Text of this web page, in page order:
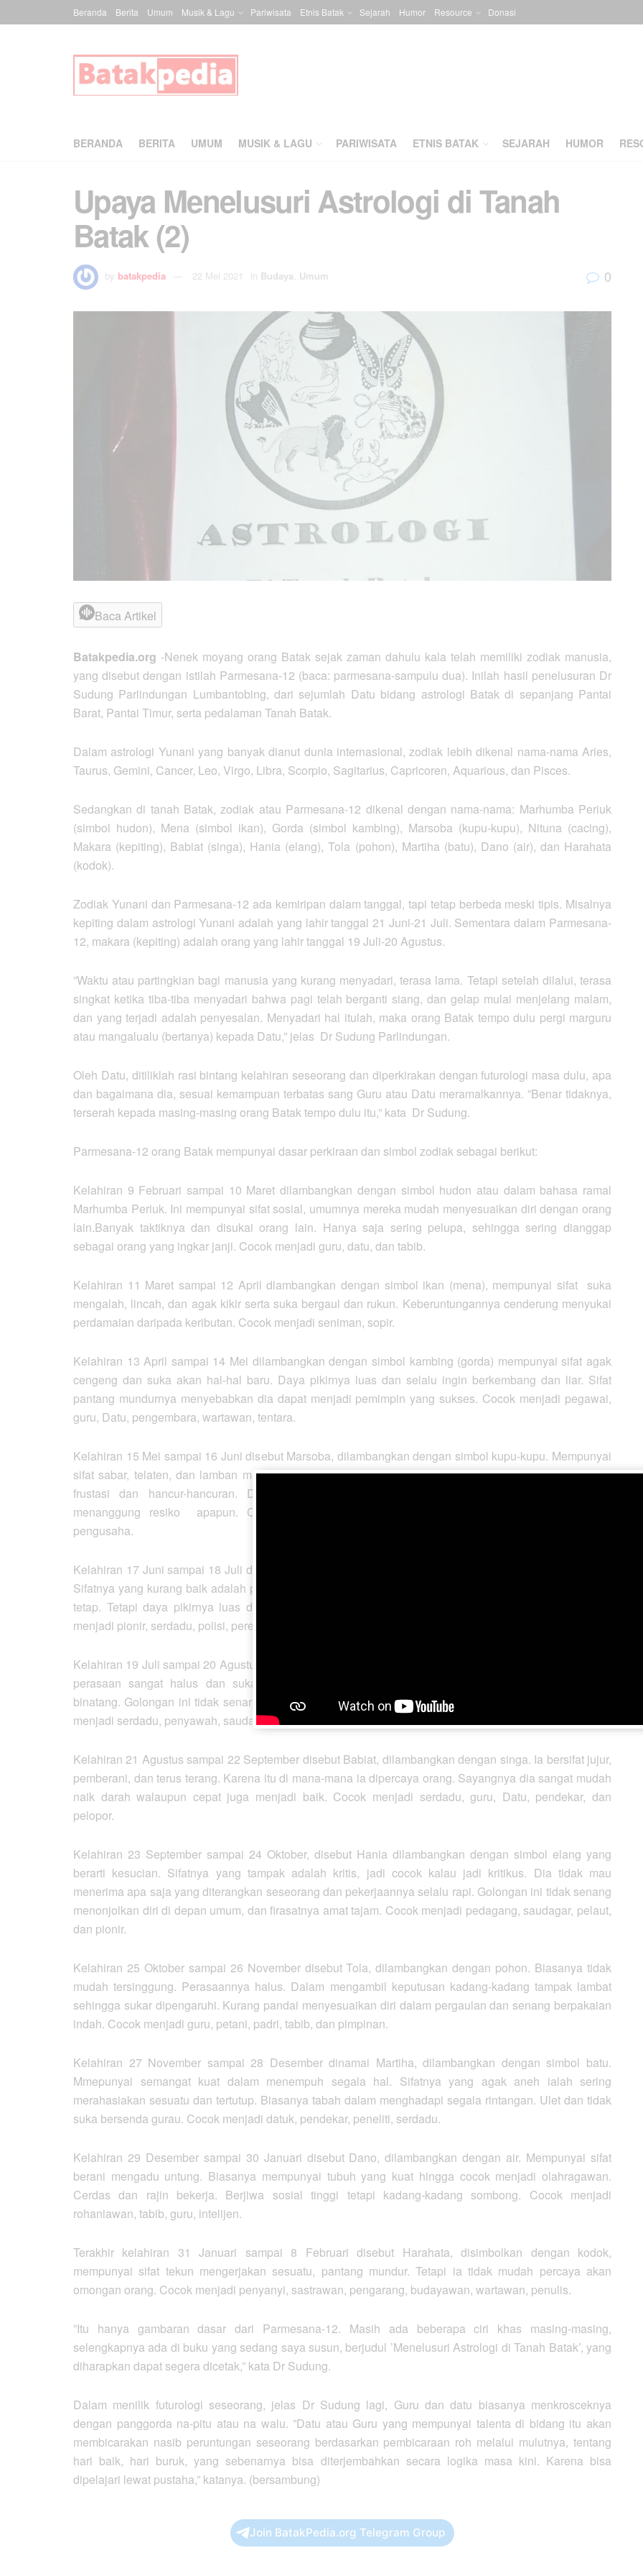
Beranda Berita Umum Musik & Lagu Pariwisata Etnis Batak Sejarah Humor Resource Donasi
BERANDA BERITA UMUM MUSIK & LAGU PARIWISATA ETNIS BATAK SEJARAH HUMOR
Upaya Menelusuri Astrologi di Tanah
Batak (2)
by batakpedia 22 Mei 2021 in Budaya Umum 0
Baca Artikel
Batakpedia.org -Nenek moyang orang Batak sejak zaman dahulu kala telah memiliki zodiak manusia,
yang disebut dengan istilah Parmesana-12 (baca: parmesana-sampulu dua). Inilah hasil penelusuran Dr
Sudung Parlindungan Lumbantobing, dari sejumlah Datu bidang astrologi Batak di sepanjang Pantai
Barat, Pantai Timur, serta pedalaman Tanah Batak.
Dalam astrologi Yunani yang banyak dianut dunia internasional, zodiak lebih dikenal nama-nama Aries,
Taurus, Gemini, Cancer, Leo, Virgo, Libra, Scorpio, Sagitarius, Capricoren, Aquarious, dan Pisces.
Sedangkan di tanah Batak, zodiak atau Parmesana-12 dikenal dengan nama-nama: Marhumba Periuk
(simbol hudon), Mena (simbol ikan), Gorda (simbol kambing), Marsoba (kupu-kupu), Nituna (cacing),
Makara (kepiting), Babiat (singa), Hania (elang), Tola (pohon), Martiha (batu), Dano (air), dan Harahata
(kodok).
Zodiak Yunani dan Parmesana-12 ada kemiripan dalam tanggal, tapi tetap berbeda meski tipis. Misalnya
kepiting dalam astrologi Yunani adalah yang lahir tanggal 21 Juni-21 Juli. Sementara dalam Parmesana-
12, makara (kepiting) adalah orang yang lahir tanggal 19 Juli-20 Agustus.
”Waktu atau partingkian bagi manusia yang kurang menyadari, terasa lama. Tetapi setelah dilalui, terasa
singkat ketika tiba-tiba menyadari bahwa pagi telah berganti siang, dan gelap mulai menjelang malam,
dan yang terjadi adalah penyesalan. Menyadari hal itulah, maka orang Batak tempo dulu pergi marguru
atau mangalualu (bertanya) kepada Datu,” jelas Dr Sudung Parlindungan.
Oleh Datu, ditiliklah rasi bintang kelahiran seseorang dan diperkirakan dengan futurologi masa dulu, apa
dan bagaimana dia, sesuai kemampuan terbatas sang Guru atau Datu meramalkannya. ”Benar tidaknya,
terserah kepada masing-masing orang Batak tempo dulu itu,” kata Dr Sudung.
Parmesana-12 orang Batak mempunyai dasar perkiraan dan simbol zodiak sebagai berikut:
Kelahiran 9 Februari sampai 10 Maret dilambangkan dengan simbol hudon atau dalam bahasa ramal
Marhumba Periuk. Ini mempunyai sifat sosial, umumnya mereka mudah menyesuaikan diri dengan orang
lain.Banyak taktiknya dan disukai orang lain. Hanya saja sering pelupa, sehingga sering dianggap
sebagai orang yang ingkar janji. Cocok menjadi guru, datu, dan tabib.
Kelahiran 11 Maret sampai 12 April dlambangkan dengan simbol ikan (mena), mempunyai sifat suka
mengalah, lincah, dan agak kikir serta suka bergaul dan rukun. Keberuntungannya cenderung menyukai
perdamaian daripada keributan. Cocok menjadi seniman, sopir.
Kelahiran 13 April sampai 14 Mei dilambangkan dengan simbol kambing (gorda) mempunyai sifat agak
cengeng dan suka akan hal-hal baru. Daya pikirnya luas dan selalu ingin berkembang dan liar. Sifat
pantang mundurnya menyebabkan dia dapat menjadi pemimpin yang sukses. Cocok menjadi pegawai,
guru, Datu, pengembara, wartawan, tentara.
Kelahiran 15 Mei sampai 16 Juni disebut Marsoba, dilambangkan dengan simbol kupu-kupu. Mempunyai
sifat sabar, telaten, dan lamban menyesuaikan diri. Ia pemikat yang jitu. Tapi kalau sudah marah, bisa
frustasi dan hancur-hancuran. Dia pandai berhemat, tetapi kalau menginginkan sesuatu tidak
menanggung resiko apapun. Cocok menjadi seniman, perawat, juru runding, pemasaran, dan
pengusaha.
Kelahiran 17 Juni sampai 18 Juli disebnut Nituna, dilambangkan dengan cacing. Mempunyai sifat sosial.
Sifatnya yang kurang baik adalah pendapatnya yang sering berubah dengan kata lain tidak berpendirian
tetap. Tetapi daya pikirnya luas dan jiwanya selalu hidup tak senang pada perubahan baru. Cocok
menjadi pionir, serdadu, polisi, perencana, dan pelaut.
Kelahiran 19 Juli sampai 20 Agustus, disebut Makara, dilambangkan dengan simbol kepiting. Mempunyai
perasaan sangat halus dan suka menyendiri. Sifat penyayangnya amat besar, terutama terhadap
binatang. Golongan ini tidak senang foya-foya, lebih senang hidup di rumah daripada bepergian. Cocok
menjadi serdadu, penyawah, saudagar, tabib, dan rohaniawan.
Kelahiran 21 Agustus sampai 22 September disebut Babiat, dilambangkan dengan singa. Ia bersifat jujur,
pemberani, dan terus terang. Karena itu di mana-mana ia dipercaya orang. Sayangnya dia sangat mudah
naik darah walaupun cepat juga menjadi baik. Cocok menjadi serdadu, guru, Datu, pendekar, dan
pelopor.
Kelahiran 23 September sampai 24 Oktober, disebut Hania dilambangkan dengan simbol elang yang
berarti kesucian. Sifatnya yang tampak adalah kritis, jadi cocok kalau jadi kritikus. Dia tidak mau
menerima apa saja yang diterangkan seseorang dan pekerjaannya selalu rapi. Golongan ini tidak senang
menonjolkan diri di depan umum, dan firasatnya amat tajam. Cocok menjadi pedagang, saudagar, pelaut,
dan pionir.
Kelahiran 25 Oktober sampai 26 November disebut Tola, dilambangkan dengan pohon. Biasanya tidak
mudah tersinggung. Perasaannya halus. Dalam mengambil keputusan kadang-kadang tampak lambat
sehingga sukar dipengaruhi. Kurang pandai menyesuaikan diri dalam pergaulan dan senang berpakaian
indah. Cocok menjadi guru, petani, padri, tabib, dan pimpinan.
Kelahiran 27 November sampai 28 Desember dinamai Martiha, dilambangkan dengan simbol batu.
Mmepunyai semangat kuat dalam menempuh segala hal. Sifatnya yang agak aneh ialah sering
merahasiakan sesuatu dan tertutup. Biasanya tabah dalam menghadapi segala rintangan. Ulet dan tidak
suka bersenda gurau. Cocok menjadi datuk, pendekar, peneliti, serdadu.
Kelahiran 29 Desember sampai 30 Januari disebut Dano, dilambangkan dengan air. Mempunyai sifat
berani mengadu untung. Biasanya mempunyai tubuh yang kuat hingga cocok menjadi olahragawan.
Cerdas dan rajin bekerja. Berjiwa sosial tinggi tetapi kadang-kadang sombong. Cocok menjadi
rohaniawan, tabib, guru, intelijen.
Terakhir kelahiran 31 Januari sampai 8 Februari disebut Harahata, disimbolkan dengan kodok,
mempunyai sifat tekun mengerjakan sesuatu, pantang mundur. Tetapi ia tidak mudah percaya akan
omongan orang. Cocok menjadi penyanyi, sastrawan, pengarang, budayawan, wartawan, penulis.
”Itu hanya gambaran dasar dari Parmesana-12. Masih ada beberapa ciri khas masing-masing,
selengkapnya ada di buku yang sedang saya susun, berjudul ’Menelusuri Astrologi di Tanah Batak’, yang
diharapkan dapat segera dicetak,” kata Dr Sudung.
Dalam menilik futurologi seseorang, jelas Dr Sudung lagi, Guru dan datu biasanya menkrosceknya
dengan panggorda na-pitu atau na walu. ”Datu atau Guru yang mempunyai talenta di bidang itu akan
membicarakan nasib peruntungan seseorang berdasarkan pembicaraan roh melalui mulutnya, tentang
hari baik, hari buruk, yang sebenarnya bisa diterjembahkan secara logika masa kini. Karena bisa
dipelajari lewat pustaha,” katanya. (bersambung)
Join BatakPedia.org Telegram Group